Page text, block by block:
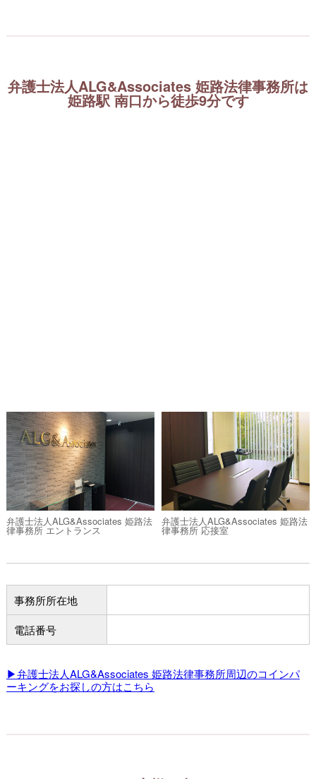
弁護士法人ALG&Associates 姫路法律事務所は
姫路駅 南口から徒歩9分です
弁護士法人ALG&Associates 姫路法
律事務所 エントランス
弁護士法人ALG&Associates 姫路法
律事務所 応接室
事務所所在地
電話番号
▶弁護士法人ALG&Associates 姫路法律事務所周辺のコインパ
ーキングをお探しの方はこちら